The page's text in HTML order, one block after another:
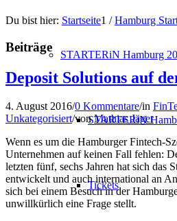
STARTERiN Hamburg
STARTERiN
Tickets
Du bist hier: Startseite1 / Hamburg
Beiträge
Deposit Solutions auf
4. August 2016/0 Kommentare/in
Unkategorisiert/vonMathias Jäger
Wenn es um die Hamburger Fintech-
Unternehmen auf keinen Fall fehlen:
letzten fünf, sechs Jahren hat sich das
entwickelt und auch international an
sich bei einem Besuch in der
unwillkürlich eine Frage stellt.